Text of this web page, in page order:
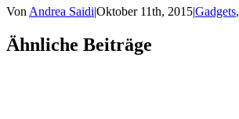
VonAndrea Saidi|Oktober 11th, 2015|Gadgets,
Ähnliche Beiträge